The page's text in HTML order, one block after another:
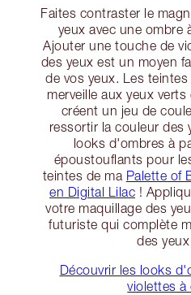
Faites contraster le
yeux avec une ombre
Ajouter une touche de
des yeux est un moyen
de vos yeux. Les
merveille aux yeux
créent un jeu de
ressortir la couleur des
looks d'ombres à
époustouflants pour
teintes de ma Palette of
en Digital Lilac !
votre maquillage des
futuriste qui complète
des
Découvrir les looks
violettes à